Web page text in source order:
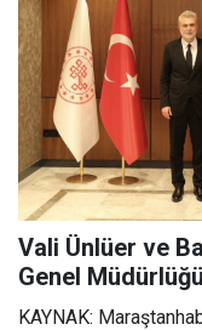
Vali Ünlüer ve
Genel
KAYNAK: